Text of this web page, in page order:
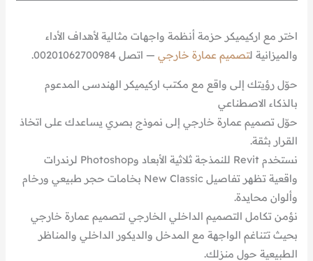
اختر مع اركيميكر حزمة أنظمة واجهات مثالية لأهداف الأداء
والميزانية لتصميم عمارة خارجي — اتصل 00201062700984.
حوّل رؤيتك إلى واقع مع مكتب اركيميكر الهندسى المدعوم
بالذكاء الاصطناعي
حوّل تصميم عمارة خارجي إلى نموذج بصري يساعدك على اتخاذ
القرار بثقة.
نستخدم Revit للنمذجة ثلاثية الأبعاد وPhotoshop لرندرات
واقعية تظهر تفاصيل New Classic بخامات حجر طبيعي ورخام
وألوان محايدة.
نؤمن تكامل التصميم الداخلي الخارجي لتصميم عمارة خارجي
بحيث تتناغم الواجهة مع المدخل والديكور الداخلي والمناظر
الطبيعية حول منزلك.